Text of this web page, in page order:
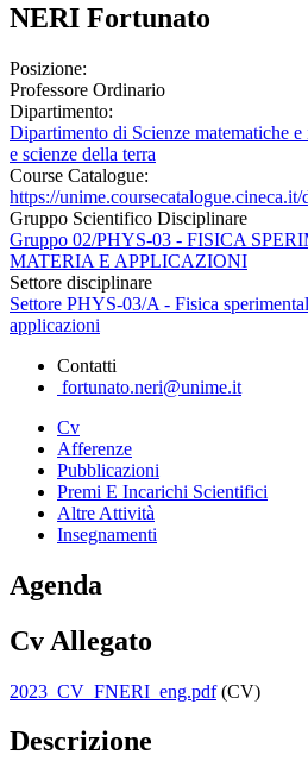
NERI Fortunato
Posizione:
Professore Ordinario
Dipartimento:
Dipartimento di Scienze matematiche
e scienze della terra
Course Catalogue:
https://unime.coursecatalogue.cineca.it/
Gruppo Scientifico Disciplinare
Gruppo 02/PHYS-03 - FISICA
MATERIA E APPLICAZIONI
Settore disciplinare
Settore PHYS-03/A - Fisica
applicazioni
Contatti
fortunato.neri@unime.it
Cv
Afferenze
Pubblicazioni
Premi E Incarichi Scientifici
Altre Attività
Insegnamenti
Agenda
Cv Allegato
2023_CV_FNERI_eng.pdf(CV)
Descrizione